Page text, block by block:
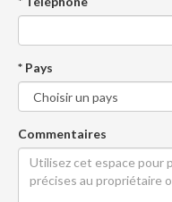
* Pays
Commentaires